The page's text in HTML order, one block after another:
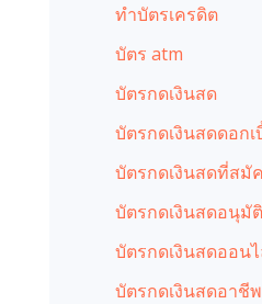
ทำบัตรเครดิต
บัตร atm
บัตรกดเงินสด
บัตรกดเงินสดดอกเ
บัตรกดเงินสดที่สมั
บัตรกดเงินสดอนุมั
บัตรกดเงินสดออน
บัตรกดเงินสดอาชี